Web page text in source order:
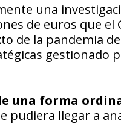
una
de euros que
de la pandemia
una forma
pudiera llegar a